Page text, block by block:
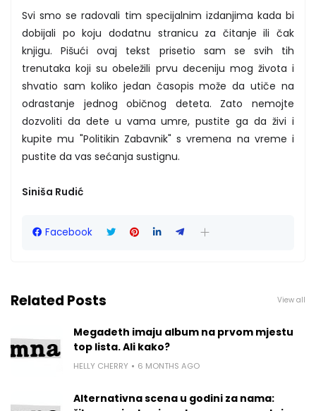
Svi smo se radovali tim specijalnim izdanjima kada bi
dobijali po koju dodatnu stranicu za čitanje ili čak
knjigu. Pišući ovaj tekst prisetio sam se svih tih
trenutaka koji su obeležili prvu deceniju mog života i
shvatio sam koliko jedan časopis može da utiče na
odrastanje jednog običnog deteta. Zato nemojte
dozvoliti da dete u vama umre, pustite ga da živi i
kupite mu "Politikin Zabavnik" s vremena na vreme i
pustite da vas sećanja sustignu.
Siniša Rudić
Facebook
Related Posts View all
Megadeth imaju album na prvom mjestu
top lista. Ali kako?
HELLY CHERRY 6 MONTHS AGO
Alternativna scena u godini za nama: